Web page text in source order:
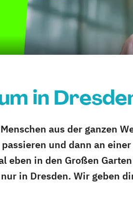
in
aus der ganzen
und dann an
eben in den Großen
in Dresden. Wir geben